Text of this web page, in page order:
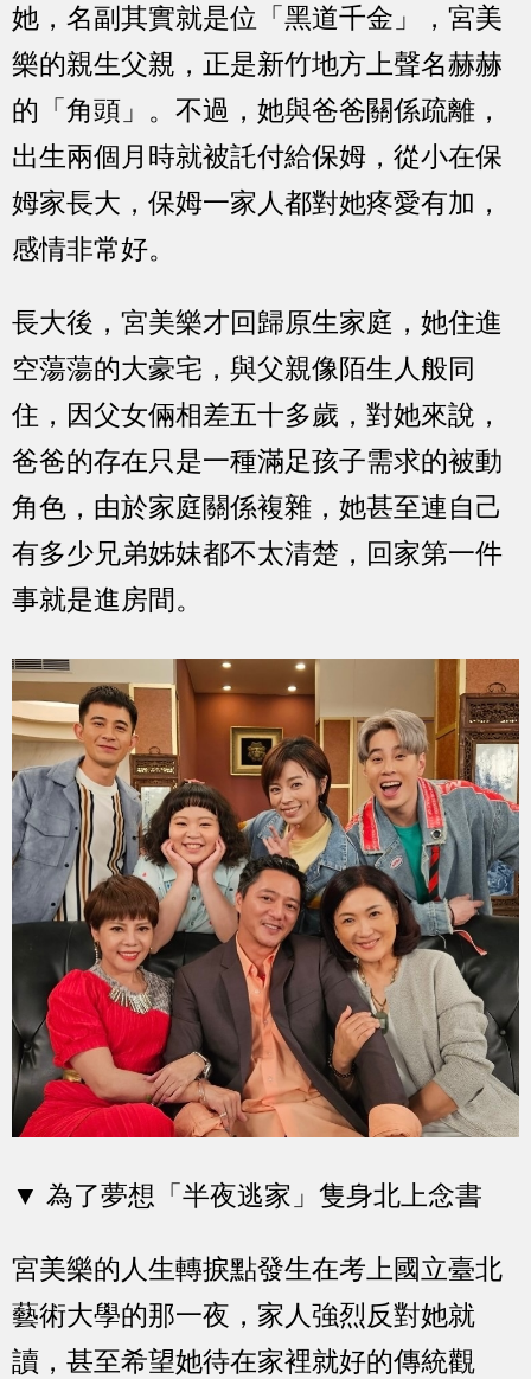
她，名副其實就是位「黑道千金」，宮美
樂的親生父親，正是新竹地方上聲名赫赫
的「角頭」。不過，她與爸爸關係疏離，
出生兩個月時就被託付給保姆，從小在保
姆家長大，保姆一家人都對她疼愛有加，
感情非常好。
長大後，宮美樂才回歸原生家庭，她住進
空蕩蕩的大豪宅，與父親像陌生人般同
住，因父女倆相差五十多歲，對她來說，
爸爸的存在只是一種滿足孩子需求的被動
角色，由於家庭關係複雜，她甚至連自己
有多少兄弟姊妹都不太清楚，回家第一件
事就是進房間。
▼ 為了夢想「半夜逃家」隻身北上念書
宮美樂的人生轉捩點發生在考上國立臺北
藝術大學的那一夜，家人強烈反對她就
讀，甚至希望她待在家裡就好的傳統觀